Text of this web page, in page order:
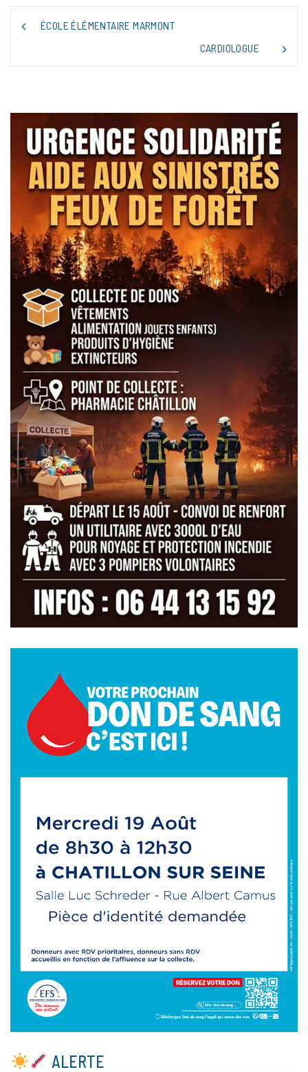
NAVIGATION
DE
ÉCOLE ÉLÉMENTAIRE MARMONT
CARDIOLOGUE
ALERTE